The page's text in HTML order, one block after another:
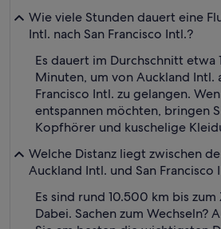
Wie viele Stunden dauert eine
Intl. nach San Francisco Intl.?
Es dauert im Durchschnitt etwa
Minuten, um von Auckland Intl.
Francisco Intl. zu gelangen.
entspannen möchten, bringen
Kopfhörer und kuschelige
Welche Distanz liegt zwischen
Auckland Intl. und San Francisco
Es sind rund 10.500 km bis
Dabei. Sachen zum Wechseln?